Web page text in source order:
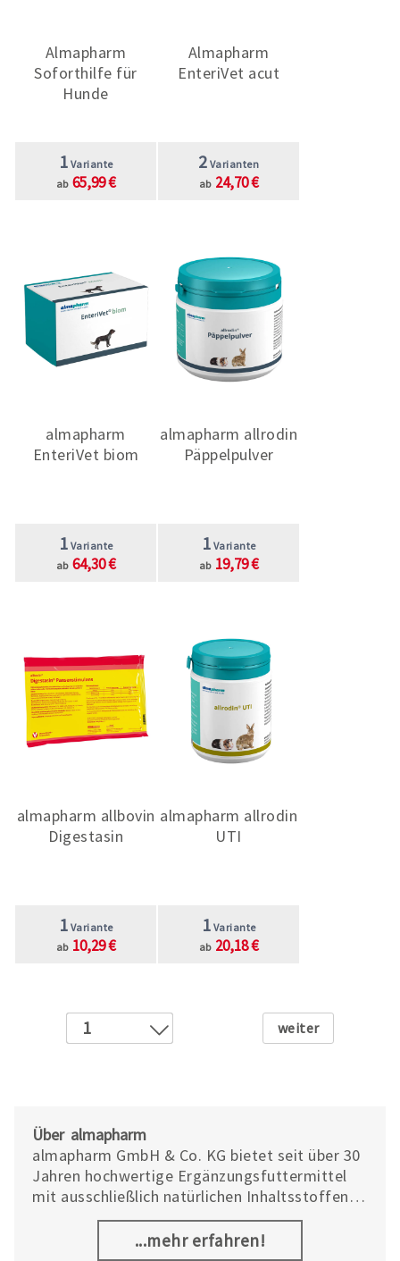
Almapharm
Soforthilfe für
Hunde
1 Variante
ab 65,99 €
Almapharm
EnteriVet acut
2 Varianten
ab 24,70 €
almapharm
EnteriVet biom
1 Variante
ab 64,30 €
almapharm allrodin
Päppelpulver
1 Variante
ab 19,79 €
almapharm allbovin
Digestasin
1 Variante
ab 10,29 €
almapharm allrodin
UTI
1 Variante
ab 20,18 €
1
5
Weiter
Über almapharm
almapharm GmbH & Co. KG bietet seit über 30
Jahren hochwertige Ergänzungsfuttermittel
mit ausschließlich natürlichen Inhaltsstoffen
für Haus- und Nutztiere.
...mehr erfahren!